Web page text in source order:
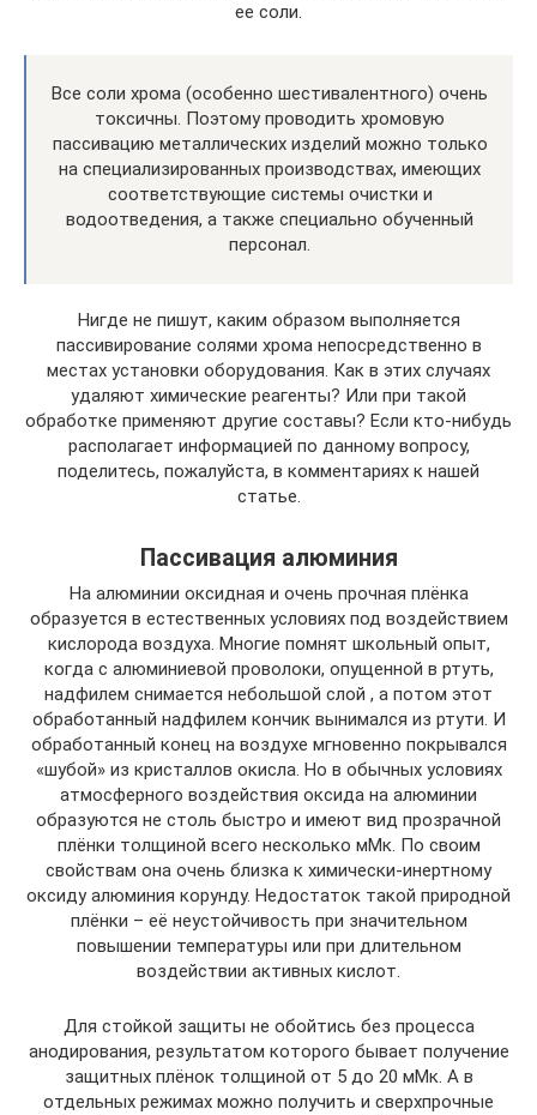
ее соли.
Все соли хрома (особенно шестивалентного) очень
токсичны. Поэтому проводить хромовую
пассивацию металлических изделий можно только
на специализированных производствах, имеющих
соответствующие системы очистки и
водоотведения, а также специально обученный
персонал.
Нигде не пишут, каким образом выполняется
пассивирование солями хрома непосредственно в
местах установки оборудования. Как в этих случаях
удаляют химические реагенты? Или при такой
обработке применяют другие составы? Если кто-нибудь
располагает информацией по данному вопросу,
поделитесь, пожалуйста, в комментариях к нашей
статье.
Пассивация алюминия
На алюминии оксидная и очень прочная плёнка
образуется в естественных условиях под воздействием
кислорода воздуха. Многие помнят школьный опыт,
когда с алюминиевой проволоки, опущенной в ртуть,
надфилем снимается небольшой слой , а потом этот
обработанный надфилем кончик вынимался из ртути. И
обработанный конец на воздухе мгновенно покрывался
«шубой» из кристаллов окисла. Но в обычных условиях
атмосферного воздействия оксида на алюминии
образуются не столь быстро и имеют вид прозрачной
плёнки толщиной всего несколько мМк. По своим
свойствам она очень близка к химически-инертному
оксиду алюминия корунду. Недостаток такой природной
плёнки – её неустойчивость при значительном
повышении температуры или при длительном
воздействии активных кислот.
Для стойкой защиты не обойтись без процесса
анодирования, результатом которого бывает получение
защитных плёнок толщиной от 5 до 20 мМк. А в
отдельных режимах можно получить и сверхпрочные